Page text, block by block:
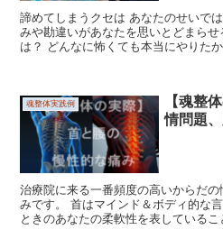
諦めてしまうクセは あなたのせいで
みや勘違いがあなたを思いとどまら
は？ どんなに怖くても本当にやりた
魂整体実践例
【魂整
情問題
治療院に来る一番頻度の高いからだ
みです。 首はマインド＆ボディ的な
ときのあなたの柔軟性を表しているこ